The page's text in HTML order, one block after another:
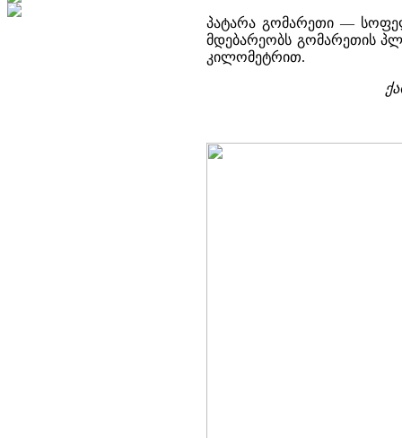
პატარა გომარეთი —
მდებარეობს გომარეთის
კილომეტრით.